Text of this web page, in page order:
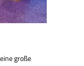
große